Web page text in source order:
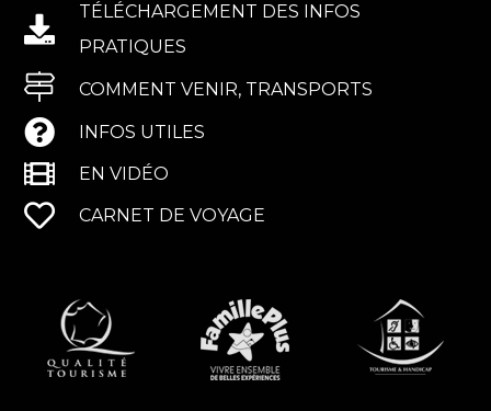
TÉLÉCHARGEMENT DES INFOS
PRATIQUES
COMMENT VENIR, TRANSPORTS
INFOS UTILES
EN VIDÉO
CARNET DE VOYAGE